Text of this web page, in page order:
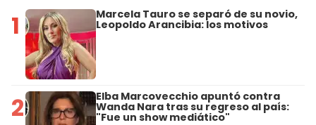
1 Marcela Tauro se separó de su novio,
Leopoldo Arancibia: los motivos
2 Elba Marcovecchio apuntó contra
Wanda Nara tras su regreso al país:
"Fue un show mediático"